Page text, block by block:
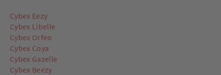
Cybex Eezy
Cybex Libelle
Cybex Orfeo
Cybex Coya
Cybex Gazelle
Cybex Beezy